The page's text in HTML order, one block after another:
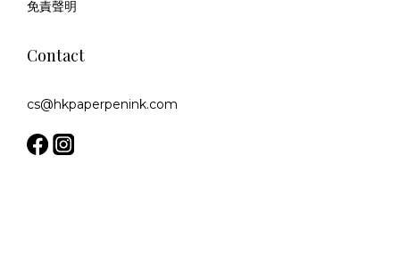
免責聲明
Contact
cs@hkpaperpenink.com